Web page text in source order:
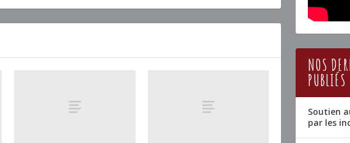
NOS
PUBLIÉS
Soutien
par les